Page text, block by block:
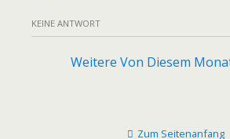
KEINE ANTWORT
Weitere Von Diesem
Zum Seitenanfang